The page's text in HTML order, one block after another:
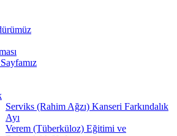
Serviks (Rahim Ağzı) Kanseri Farkındalık
Ayı
Verem (Tüberküloz) Eğitimi ve